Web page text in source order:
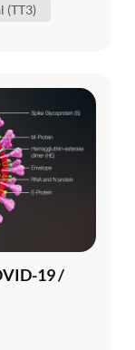
de prueba
(TT3)
19 /